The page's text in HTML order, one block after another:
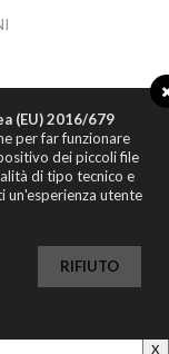
(EU) 2016/679
per far funzionare
dei piccoli file
di tipo tecnico e
un'esperienza utente
RIFIUTO
x